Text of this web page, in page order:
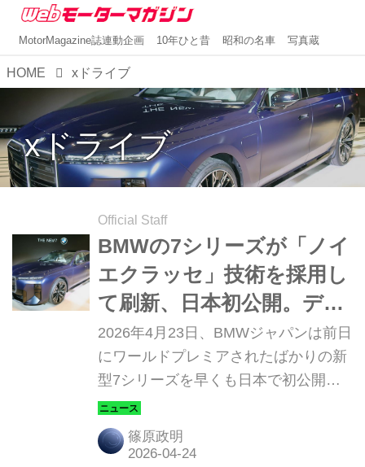
MotorMagazine誌連動企画 10年ひと昔 昭和の名車 写真蔵
HOME xドライブ
xドライブ
Official Staff
BMWの7シリーズが「ノイ
エクラッセ」技術を採用し
て刷新、日本初公開。デザ
インも新たにしたビッグマ
イナーチェンジモデル
2026年4月23日、BMWジャパンは前日
にワールドプレミアされたばかりの新
型7シリーズを早くも日本で初公開し
た。なお、日本仕様の詳細や発売時期
などは現段階では未定となっている。
篠原政明